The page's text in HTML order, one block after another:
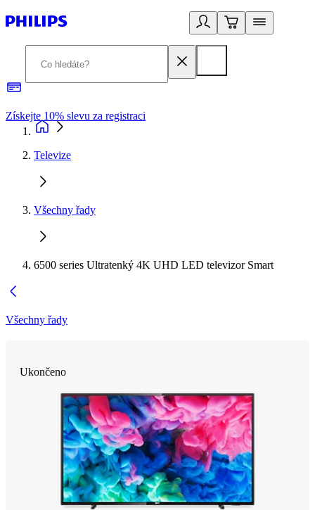
Získejte 10% slevu za registraci
Televize
Všechny řady
6500 series Ultratenký 4K UHD LED televizor Smart
Všechny řady
Ukončeno